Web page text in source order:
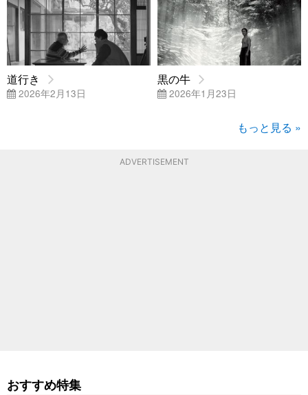
道行き
2026年2月13日
黒の牛
2026年1月23日
もっと見る »
ADVERTISEMENT
おすすめ特集